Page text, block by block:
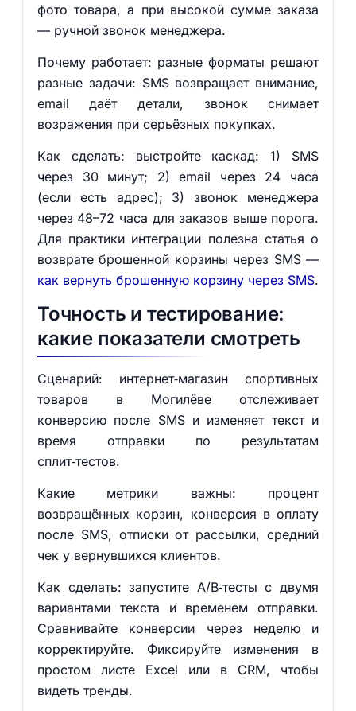
фото товара, а при высокой сумме заказа
— ручной звонок менеджера.
Почему работает: разные форматы решают
разные задачи: SMS возвращает внимание,
email даёт детали, звонок снимает
возражения при серьёзных покупках.
Как сделать: выстройте каскад: 1) SMS
через 30 минут; 2) email через 24 часа
(если есть адрес); 3) звонок менеджера
через 48–72 часа для заказов выше порога.
Для практики интеграции полезна статья о
возврате брошенной корзины через SMS —
как вернуть брошенную корзину через SMS.
Точность и тестирование:
какие показатели смотреть
Сценарий: интернет‑магазин спортивных
товаров в Могилёве отслеживает
конверсию после SMS и изменяет текст и
время отправки по результатам
сплит‑тестов.
Какие метрики важны: процент
возвращённых корзин, конверсия в оплату
после SMS, отписки от рассылки, средний
чек у вернувшихся клиентов.
Как сделать: запустите A/B‑тесты с двумя
вариантами текста и временем отправки.
Сравнивайте конверсии через неделю и
корректируйте. Фиксируйте изменения в
простом листе Excel или в CRM, чтобы
видеть тренды.